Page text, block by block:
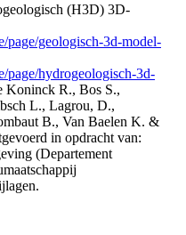
(H3D) 3D-
page/geologisch-3d-model-
page/hydrogeologisch-3d-
Koninck R., Bos S.,
L., Lagrou, D.,
B., Van Baelen K. &
in opdracht van:
(Departement